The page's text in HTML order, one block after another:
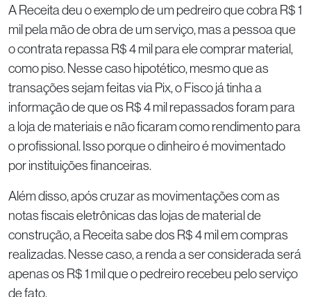
A Receita deu o exemplo de um pedreiro que cobra R$ 1
mil pela mão de obra de um serviço, mas a pessoa que
o contrata repassa R$ 4 mil para ele comprar material,
como piso. Nesse caso hipotético, mesmo que as
transações sejam feitas via Pix, o Fisco já tinha a
informação de que os R$ 4 mil repassados foram para
a loja de materiais e não ficaram como rendimento para
o profissional. Isso porque o dinheiro é movimentado
por instituições financeiras.
Além disso, após cruzar as movimentações com as
notas fiscais eletrônicas das lojas de material de
construção, a Receita sabe dos R$ 4 mil em compras
realizadas. Nesse caso, a renda a ser considerada será
apenas os R$ 1 mil que o pedreiro recebeu pelo serviço
de fato.